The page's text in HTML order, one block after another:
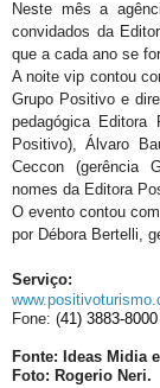
Neste mês a
convidados da
que a cada ano se
A noite vip contou
Grupo Positivo e
pedagógica Editora
Positivo), Álvaro
Ceccon (gerência
nomes da Editora
O evento contou
por Débora Bertelli,
Serviço:
Fone: (41) 3883-8000
Fonte: Ideas Midia
Foto: Rogerio Neri.